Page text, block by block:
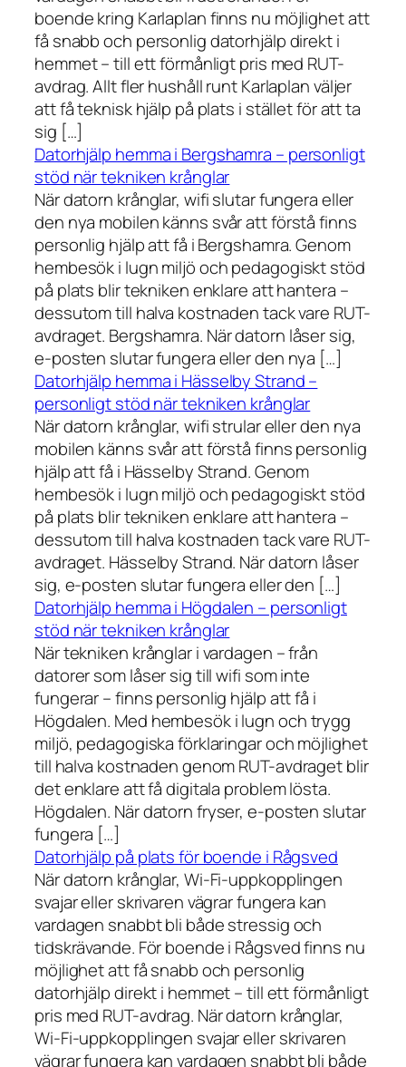
boende kring Karlaplan finns nu möjlighet att
få snabb och personlig datorhjälp direkt i
hemmet – till ett förmånligt pris med RUT-
avdrag. Allt fler hushåll runt Karlaplan väljer
att få teknisk hjälp på plats i stället för att ta
sig […]
Datorhjälp hemma i Bergshamra – personligt
stöd när tekniken krånglar
När datorn krånglar, wifi slutar fungera eller
den nya mobilen känns svår att förstå finns
personlig hjälp att få i Bergshamra. Genom
hembesök i lugn miljö och pedagogiskt stöd
på plats blir tekniken enklare att hantera –
dessutom till halva kostnaden tack vare RUT-
avdraget. Bergshamra. När datorn låser sig,
e-posten slutar fungera eller den nya […]
Datorhjälp hemma i Hässelby Strand –
personligt stöd när tekniken krånglar
När datorn krånglar, wifi strular eller den nya
mobilen känns svår att förstå finns personlig
hjälp att få i Hässelby Strand. Genom
hembesök i lugn miljö och pedagogiskt stöd
på plats blir tekniken enklare att hantera –
dessutom till halva kostnaden tack vare RUT-
avdraget. Hässelby Strand. När datorn låser
sig, e-posten slutar fungera eller den […]
Datorhjälp hemma i Högdalen – personligt
stöd när tekniken krånglar
När tekniken krånglar i vardagen – från
datorer som låser sig till wifi som inte
fungerar – finns personlig hjälp att få i
Högdalen. Med hembesök i lugn och trygg
miljö, pedagogiska förklaringar och möjlighet
till halva kostnaden genom RUT-avdraget blir
det enklare att få digitala problem lösta.
Högdalen. När datorn fryser, e-posten slutar
fungera […]
Datorhjälp på plats för boende i Rågsved
När datorn krånglar, Wi-Fi-uppkopplingen
svajar eller skrivaren vägrar fungera kan
vardagen snabbt bli både stressig och
tidskrävande. För boende i Rågsved finns nu
möjlighet att få snabb och personlig
datorhjälp direkt i hemmet – till ett förmånligt
pris med RUT-avdrag. När datorn krånglar,
Wi-Fi-uppkopplingen svajar eller skrivaren
vägrar fungera kan vardagen snabbt bli både